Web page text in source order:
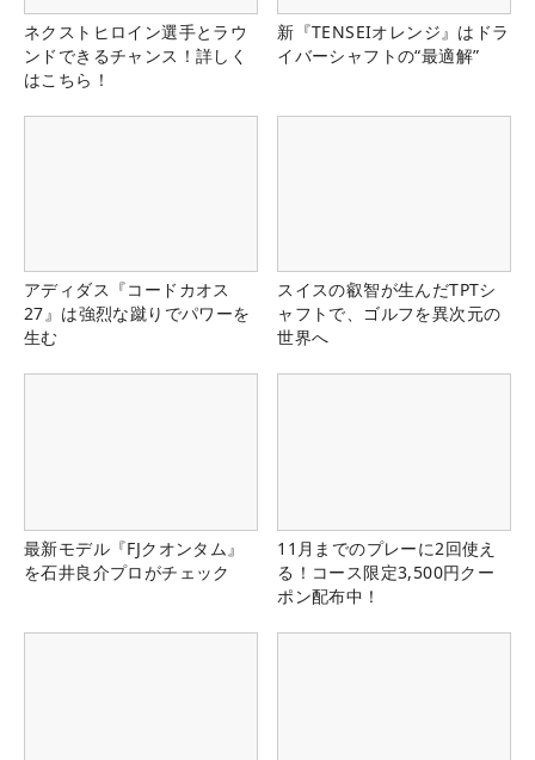
ネクストヒロイン選手とラウ
ンドできるチャンス！詳しく
はこちら！
新『TENSEIオレンジ』はドラ
イバーシャフトの“最適解”
アディダス『コードカオス
27』は強烈な蹴りでパワーを
生む
スイスの叡智が生んだTPTシ
ャフトで、ゴルフを異次元の
世界へ
最新モデル『FJクオンタム』
を石井良介プロがチェック
11月までのプレーに2回使え
る！コース限定3,500円クー
ポン配布中！